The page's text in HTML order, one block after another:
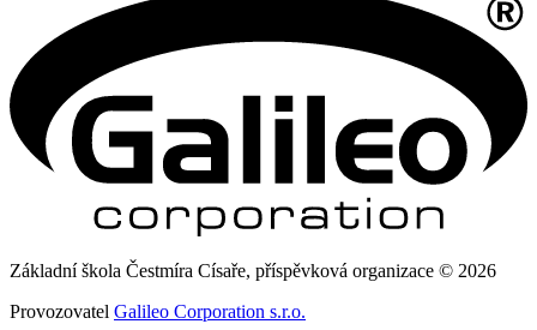
Základní škola Čestmíra Císaře, příspěvková organizace © 2026
Provozovatel Galileo Corporation s.r.o.